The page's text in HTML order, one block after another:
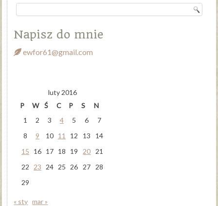
Napisz do mnie
ewfor61@gmail.com
luty 2016
P
W Ś C P S
N
1
2 3 4 5 6
7
8
9 10 11 12 13
14
15
16 17 18 19 20
21
22
23 24 25 26 27
28
29
« sty mar »